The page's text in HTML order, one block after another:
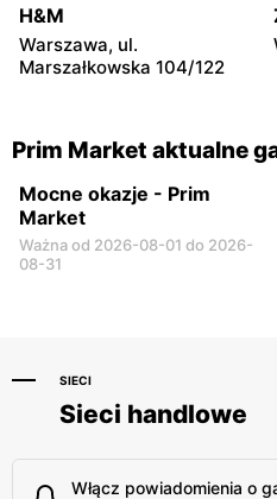
Chorzele, ul. Zygmunta
Padlewskiego 2
Prim Market
H&M
Warszawa, ul.
Marszałkowska 104/122
Prim Market aktualne
Mocne okazje - Prim
Market
Ważna od 2026-08-01 do 2026-
08-31
SIECI
Sieci handlowe
Włącz powiadomienia o